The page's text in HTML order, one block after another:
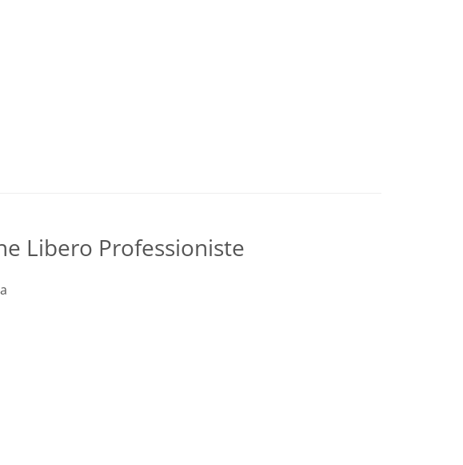
Libero Professioniste